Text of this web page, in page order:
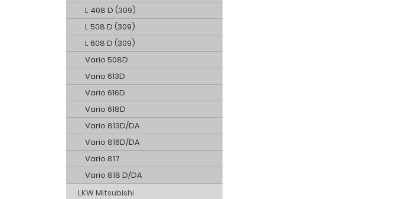
L 408 D (309)
L 508 D (309)
L 608 D (309)
Vario 508D
Vario 613D
Vario 616D
Vario 618D
Vario 813D/DA
Vario 816D/DA
Vario 817
Vario 818 D/DA
LKW Mitsubishi